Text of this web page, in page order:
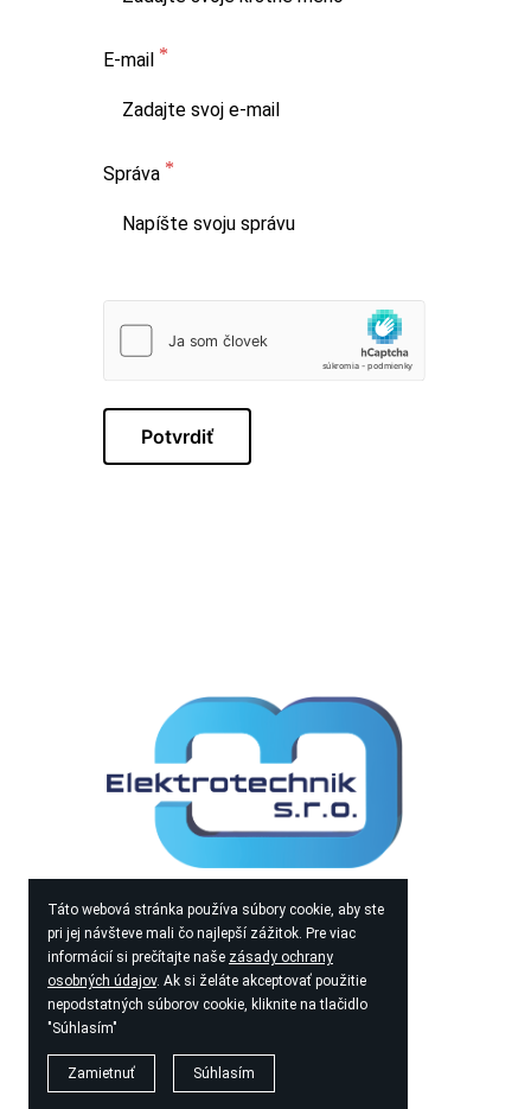
Táto webová stránka používa súbory cookie, aby ste
pri jej návšteve mali čo najlepší zážitok. Pre viac
informácií si prečítajte naše zásady ochrany
osobných údajov. Ak si želáte akceptovať použitie
nepodstatných súborov cookie, kliknite na tlačidlo
"Súhlasím"
Zamietnuť Súhlasím
E-mail
Správa
Potvrdiť
IČO 56233442
DIČ 2122247083
IČ DPH SK 2122247083
© 2026 MJ Elektrotechnik s.r.o